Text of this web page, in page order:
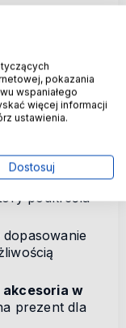
–
Nickel
stylizacji.
–
podkreśla
akcesoria w
prezent dla
pokazania
wspaniałego
więcej informacji
ustawienia.
Dostosuj